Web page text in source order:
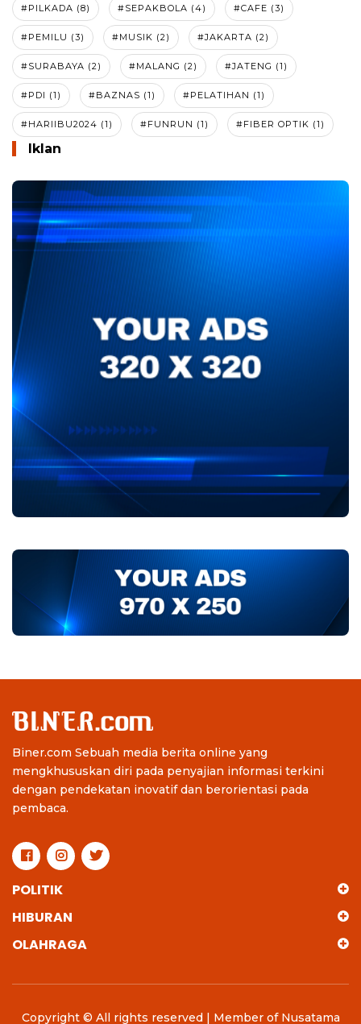
#PILKADA (8) #SEPAKBOLA (4) #CAFE (3)
#PEMILU (3) #MUSIK (2) #JAKARTA (2)
#SURABAYA (2) #MALANG (2) #JATENG (1)
#PDI (1) #BAZNAS (1) #PELATIHAN (1)
#HARIIBU2024 (1) #FUNRUN (1) #FIBER OPTIK (1)
Iklan
Biner.com Sebuah media berita online yang
mengkhususkan diri pada penyajian informasi terkini
dengan pendekatan inovatif dan berorientasi pada
pembaca.
POLITIK
HIBURAN
OLAHRAGA
Copyright © All rights reserved | Member of Nusatama